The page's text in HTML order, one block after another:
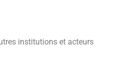
institutions et acteurs